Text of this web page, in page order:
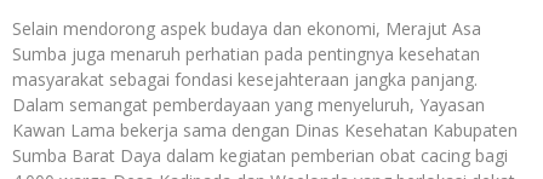
Selain mendorong aspek budaya dan ekonomi, Merajut Asa
Sumba juga menaruh perhatian pada pentingnya kesehatan
masyarakat sebagai fondasi kesejahteraan jangka panjang.
Dalam semangat pemberdayaan yang menyeluruh, Yayasan
Kawan Lama bekerja sama dengan Dinas Kesehatan Kabupaten
Sumba Barat Daya dalam kegiatan pemberian obat cacing bagi